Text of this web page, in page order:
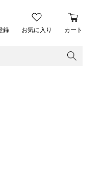
録 お気に入り カート